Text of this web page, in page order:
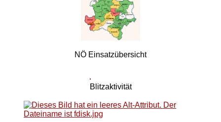
NÖ Einsatzübersicht
Blitzaktivität